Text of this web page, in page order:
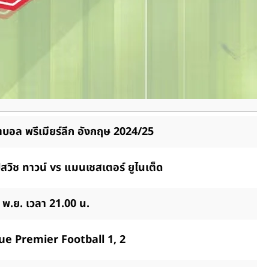
อล พรีเมียร์ลีก อังกฤษ 2024/25
วิช ทาวน์ vs แมนเชสเตอร์ ยูไนเต็ด
.ย. เวลา 21.00 น.
Premier Football 1, 2